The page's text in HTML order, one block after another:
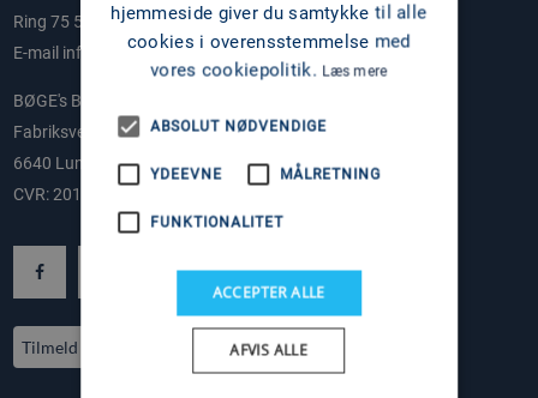
Ring 75 58 58 11
E-mail info@boges.dk
BØGE's BÅDE
Fabriksvej 2-4
6640 Lunderskov
CVR: 20178108
Tilmeld nyhedsbrev
hjemmeside giver du samtykke til alle
cookies i overensstemmelse med
vores cookiepolitik. Læs mere
ABSOLUT NØDVENDIGE
YDEEVNE MÅLRETNING
FUNKTIONALITET
ACCEPTER ALLE
AFVIS ALLE